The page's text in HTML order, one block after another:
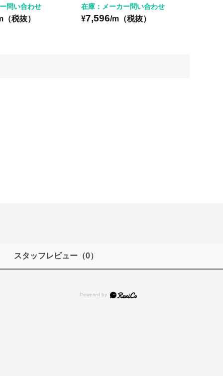
問い合わせ
（税抜）
在庫：メーカー問い合わせ
¥7,596/m（税抜）
スタッフレビュー（0）